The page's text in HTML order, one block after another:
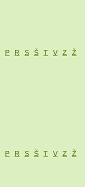
P R S Š T V Z
Ž
P R S Š T V Z
Ž